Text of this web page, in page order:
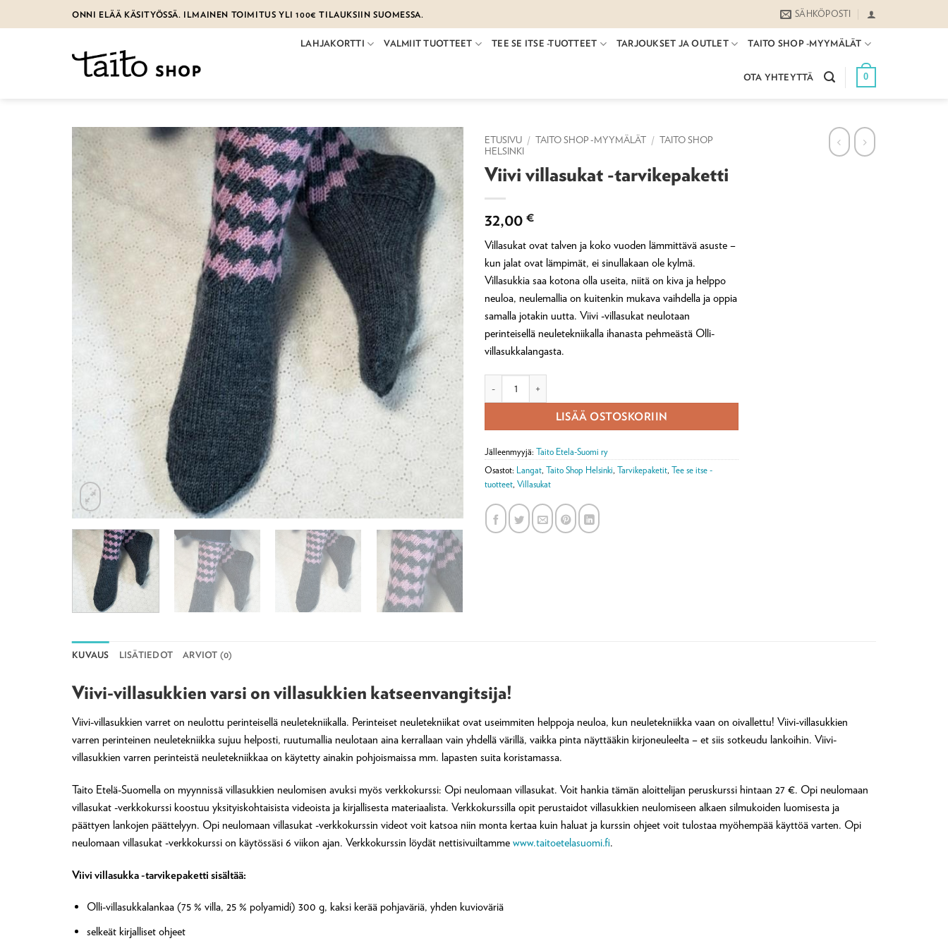
to
ONNI ELÄÄ KÄSITYÖSSÄ. ILMAINEN TOIMITUS YLI 100€ TILAUKSIIN SUOMESSA. SÄHKÖPOSTI
LAHJAKORTTI VALMIIT TUOTTEET TEE SE ITSE -TUOTTEET TARJOUKSET JA OUTLET TAITO SHOP -MYYMÄLÄT
OTA YHTEYTTÄ 0
ETUSIVU / TAITO SHOP -MYYMÄLÄT / TAITO SHOP
HELSINKI
Viivi villasukat -tarvikepaketti
32,00 €
Villasukat ovat talven ja koko vuoden lämmittävä asuste –
kun jalat ovat lämpimät, ei sinullakaan ole kylmä.
Villasukkia saa kotona olla useita, niitä on kiva ja helppo
neuloa, neulemallia on kuitenkin mukava vaihdella ja oppia
samalla jotakin uutta. Viivi -villasukat neulotaan
perinteisellä neuletekniikalla ihanasta pehmeästä Olli-
villasukkalangasta.
LISÄÄ OSTOSKORIIN
Jälleenmyyjä: Taito Etela-Suomi ry
Osastot: Langat, Taito Shop Helsinki, Tarvikepaketit, Tee se itse -
tuotteet, Villasukat
KUVAUS LISÄTIEDOT ARVIOT (0)
Viivi-villasukkien varsi on villasukkien katseenvangitsija!
Viivi-villasukkien varret on neulottu perinteisellä neuletekniikalla. Perinteiset neuletekniikat ovat useimmiten helppoja neuloa, kun neuletekniikka vaan on oivallettu! Viivi-villasukkien
varren perinteinen neuletekniikka sujuu helposti, ruutumallia neulotaan aina kerrallaan vain yhdellä värillä, vaikka pinta näyttääkin kirjoneuleelta – et siis sotkeudu lankoihin. Viivi-
villasukkien varren perinteistä neuletekniikkaa on käytetty ainakin pohjoismaissa mm. lapasten suita koristamassa.
Taito Etelä-Suomella on myynnissä villasukkien neulomisen avuksi myös verkkokurssi: Opi neulomaan villasukat. Voit hankia tämän aloittelijan peruskurssi hintaan 27 €. Opi neulomaan
villasukat -verkkokurssi koostuu yksityiskohtaisista videoista ja kirjallisesta materiaalista. Verkkokurssilla opit perustaidot villasukkien neulomiseen alkaen silmukoiden luomisesta ja
päättyen lankojen päättelyyn. Opi neulomaan villasukat -verkkokurssin videot voit katsoa niin monta kertaa kuin haluat ja kurssin ohjeet voit tulostaa myöhempää käyttöä varten. Opi
neulomaan villasukat -verkkokurssi on käytössäsi 6 viikon ajan. Verkkokurssin löydät nettisivuiltamme www.taitoetelasuomi.fi.
Viivi villasukka -tarvikepaketti sisältää:
Olli-villasukkalankaa (75 % villa, 25 % polyamidi) 300 g, kaksi kerää pohjaväriä, yhden kuvioväriä
selkeät kirjalliset ohjeet